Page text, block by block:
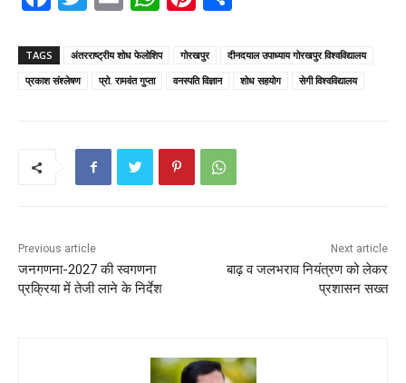
a
c
e
w
itt
er
m
ai
l
h
a
ts
p
p
nt
er
e
ar
e
TAGS अंतरराष्ट्रीय शोध फेलोशिप गोरखपुर
दीनदयाल उपाध्याय गोरखपुर विश्वविद्यालय
प्रकाश संश्लेषण
प्रो. रामवंत गुप्ता वनस्पति विज्ञान शोध सहयोग सेगी विश्वविद्यालय
Previous article
जनगणना-2027 की स्वगणना
प्रक्रिया में तेजी लाने के निर्देश
Next article
बाढ़ व जलभराव नियंत्रण को लेकर
प्रशासन सख्त